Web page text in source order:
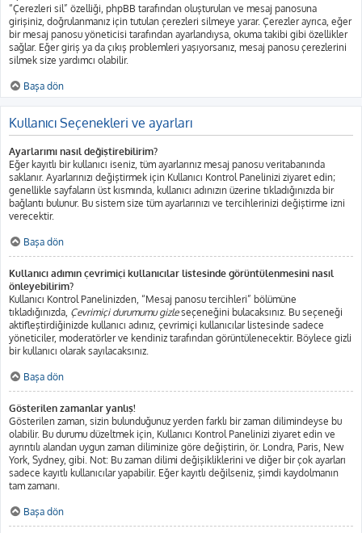
“Çerezleri sil” özelliği, phpBB tarafından oluşturulan ve mesaj panosuna
girişiniz, doğrulanmanız için tutulan çerezleri silmeye yarar. Çerezler ayrıca, eğer
bir mesaj panosu yöneticisi tarafından ayarlandıysa, okuma takibi gibi özellikler
sağlar. Eğer giriş ya da çıkış problemleri yaşıyorsanız, mesaj panosu çerezlerini
silmek size yardımcı olabilir.
Başa dön
Kullanıcı Seçenekleri ve ayarları
Ayarlarımı nasıl değiştirebilirim?
Eğer kayıtlı bir kullanıcı iseniz, tüm ayarlarınız mesaj panosu veritabanında
saklanır. Ayarlarınızı değiştirmek için Kullanıcı Kontrol Panelinizi ziyaret edin;
genellikle sayfaların üst kısmında, kullanıcı adınızın üzerine tıkladığınızda bir
bağlantı bulunur. Bu sistem size tüm ayarlarınızı ve tercihlerinizi değiştirme izni
verecektir.
Başa dön
Kullanıcı adımın çevrimiçi kullanıcılar listesinde görüntülenmesini nasıl
önleyebilirim?
Kullanıcı Kontrol Panelinizden, “Mesaj panosu tercihleri” bölümüne
tıkladığınızda, Çevrimiçi durumumu gizleseçeneğini bulacaksınız. Bu seçeneği
aktifleştirdiğinizde kullanıcı adınız, çevrimiçi kullanıcılar listesinde sadece
yöneticiler, moderatörler ve kendiniz tarafından görüntülenecektir. Böylece gizli
bir kullanıcı olarak sayılacaksınız.
Başa dön
Gösterilen zamanlar yanlış!
Gösterilen zaman, sizin bulunduğunuz yerden farklı bir zaman dilimindeyse bu
olabilir. Bu durumu düzeltmek için, Kullanıcı Kontrol Panelinizi ziyaret edin ve
ayrıntılı alandan uygun zaman diliminize göre değiştirin, ör. Londra, Paris, New
York, Sydney, gibi. Not: Bu zaman dilimi değişikliklerini ve diğer bir çok ayarları
sadece kayıtlı kullanıcılar yapabilir. Eğer kayıtlı değilseniz, şimdi kaydolmanın
tam zamanı.
Başa dön